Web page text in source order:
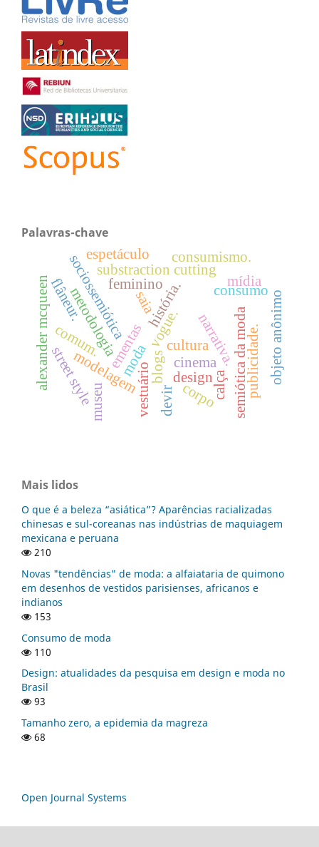
Palavras-chave
ementas
moda
história. consumo
cinemanarrativa.
saia
calça semiótica da moda
sociossemiótica
publicidade.
substraction cutting
modelagem
metodologia
design
corpo
feminino
vogue.
mídia
blogs
street style
flâneur.
alexander mcqueen cultura
devir
consumismo.
vestuário
espetáculo
objeto anônimo
museu
comum.
Mais lidos
O que é a beleza “asiática”? Aparências racializadas
chinesas e sul-coreanas nas indústrias de maquiagem
mexicana e peruana
210
Novas "tendências" de moda: a alfaiataria de quimono
em desenhos de vestidos parisienses, africanos e
indianos
153
Consumo de moda
110
Design: atualidades da pesquisa em design e moda no
Brasil
93
Tamanho zero, a epidemia da magreza
68
Open Journal Systems